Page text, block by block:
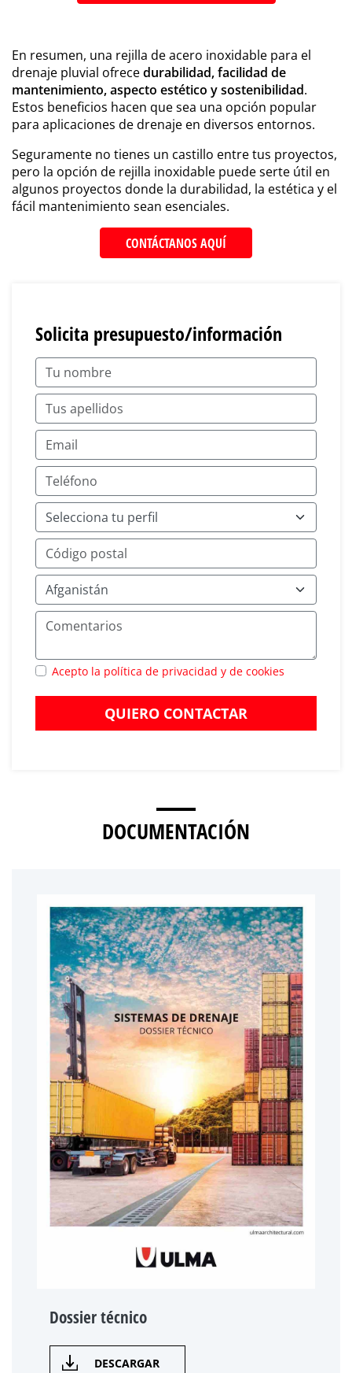
En resumen, una rejilla de acero inoxidable para el
drenaje pluvial ofrecedurabilidad, facilidad de
mantenimiento, aspecto estético y sostenibilidad.
Estos beneficios hacen que sea una opción popular
para aplicaciones de drenaje en diversos entornos.
Seguramente no tienes un castillo entre tus proyectos,
pero la opción de rejilla inoxidable puede serte útil en
algunos proyectos donde la durabilidad, la estética y el
fácil mantenimiento sean esenciales.
CONTÁCTANOS AQUÍ
Solicita presupuesto/información
Acepto la política de privacidad y de cookies
QUIERO CONTACTAR
DOCUMENTACIÓN
Dossier técnico
DESCARGAR